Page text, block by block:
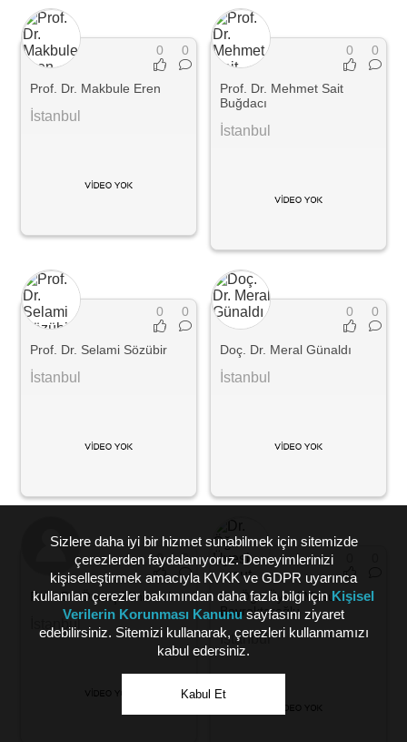
Sizlere daha iyi bir hizmet sunabilmek için sitemizde
çerezlerden faydalanıyoruz. Deneyimlerinizi
kişiselleştirmek amacıyla KVKK ve GDPR uyarınca
kullanılan çerezler bakımından daha fazla bilgi için Kişisel
Verilerin Korunması Kanunu sayfasını ziyaret
edebilirsiniz. Sitemizi kullanarak, çerezleri kullanmamızı
kabul edersiniz.
Kabul Et
0 0
Prof. Dr. Makbule Eren
İstanbul
0 0
Prof. Dr. Mehmet Sait
Buğdacı
İstanbul
0 0
Prof. Dr. Selami Sözübir
İstanbul
0 0
Doç. Dr. Meral Günaldı
İstanbul
0 0
Prof. Dr. Özenç Minareci
İstanbul
Dr. Öğr. Üyesi Mesut
Bayraktaroğlu
İstanbul